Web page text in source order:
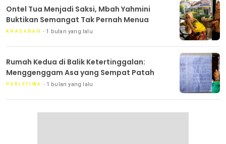
Ontel Tua Menjadi Saksi, Mbah Yahmini
Buktikan Semangat Tak Pernah Menua
KHASANAH 1 bulan yang lalu
Rumah Kedua di Balik Ketertinggalan:
Menggenggam Asa yang Sempat Patah
PERISTIWA 1 bulan yang lalu